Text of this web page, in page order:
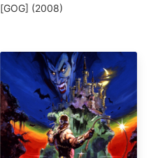
[GOG] (2008)